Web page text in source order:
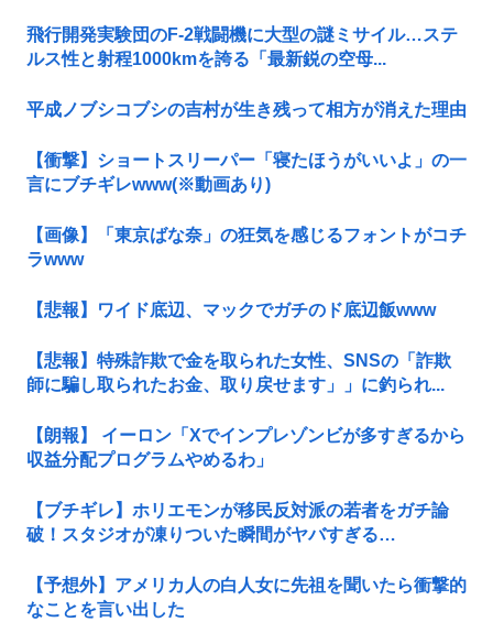
飛行開発実験団のF-2戦闘機に大型の謎ミサイル…ステ
ルス性と射程1000kmを誇る「最新鋭の空母...
平成ノブシコブシの吉村が生き残って相方が消えた理由
【衝撃】ショートスリーパー「寝たほうがいいよ」の一
言にブチギレwww(※動画あり)
【画像】「東京ばな奈」の狂気を感じるフォントがコチ
ラwww
【悲報】ワイド底辺、マックでガチのド底辺飯www
【悲報】特殊詐欺で金を取られた女性、SNSの「詐欺
師に騙し取られたお金、取り戻せます」」に釣られ...
【朗報】 イーロン「Xでインプレゾンビが多すぎるから
収益分配プログラムやめるわ」
【ブチギレ】ホリエモンが移民反対派の若者をガチ論
破！スタジオが凍りついた瞬間がヤバすぎる…
【予想外】アメリカ人の白人女に先祖を聞いたら衝撃的
なことを言い出した